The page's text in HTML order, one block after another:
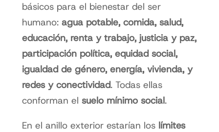
básicos para el bienestar del ser
humano: agua potable, comida, salud,
educación, renta y trabajo, justicia y paz,
participación política, equidad social,
igualdad de género, energía, vivienda, y
redes y conectividad. Todas ellas
conforman el suelo mínimo social.
En el anillo exterior estarían los límites